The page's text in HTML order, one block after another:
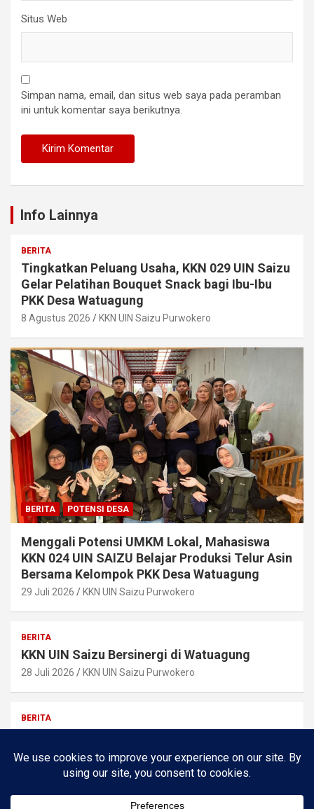
Situs Web
Simpan nama, email, dan situs web saya pada peramban
ini untuk komentar saya berikutnya.
Info Lainnya
BERITA
Tingkatkan Peluang Usaha, KKN 029 UIN Saizu
Gelar Pelatihan Bouquet Snack bagi Ibu-Ibu
PKK Desa Watuagung
8 Agustus 2026 KKN UIN Saizu Purwokero
BERITA POTENSI DESA
Menggali Potensi UMKM Lokal, Mahasiswa
KKN 024 UIN SAIZU Belajar Produksi Telur Asin
Bersama Kelompok PKK Desa Watuagung
29 Juli 2026 KKN UIN Saizu Purwokero
BERITA
KKN UIN Saizu Bersinergi di Watuagung
28 Juli 2026 KKN UIN Saizu Purwokero
BERITA
Misrun Terpilih
24 Juli 2026 Kr Joho